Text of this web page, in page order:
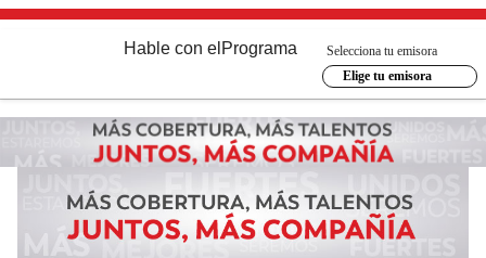
Hable con el Programa
Selecciona tu emisora
Elige tu emisora